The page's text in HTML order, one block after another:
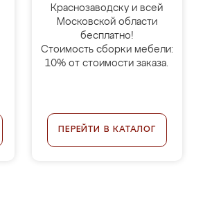
Краснозаводску и всей
Московской области
бесплатно!
Стоимость сборки мебели:
10% от стоимости заказа.
ПЕРЕЙТИ В КАТАЛОГ